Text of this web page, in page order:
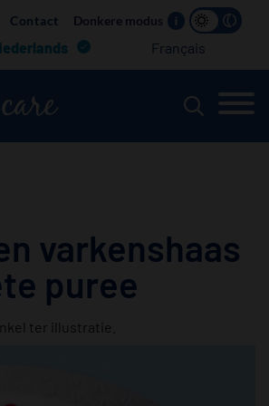
Contact Donkere modus i
Français
varkenshaas
puree
ter illustratie.